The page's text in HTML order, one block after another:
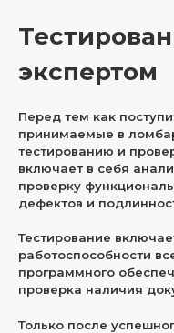
экспертом
Перед тем как
принимаемые в
тестированию и
включает в себя
проверку
дефектов и
Тестирование
работоспособности
программного
проверка наличия
Только после